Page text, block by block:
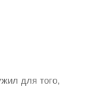
для того,